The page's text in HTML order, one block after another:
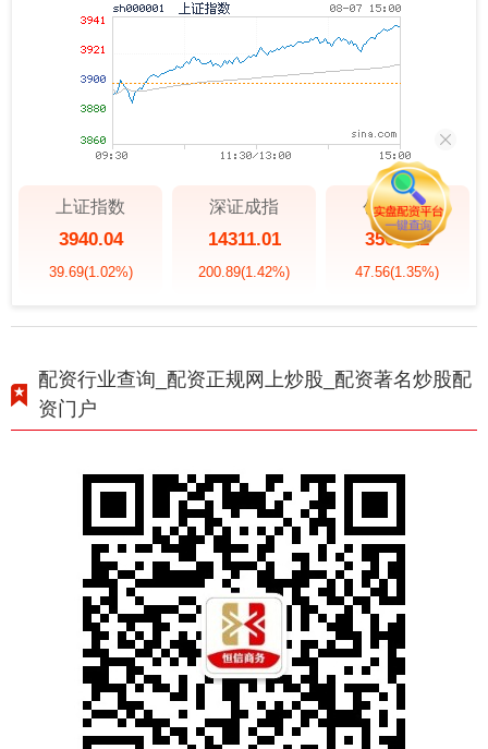
上证指数
3940.04
39.69(1.02%)
深证成指
14311.01
200.89(1.42%)
创业板指
3563.12
47.56(1.35%)
配资行业查询_配资正规网上炒股_配资著名炒股配
资门户